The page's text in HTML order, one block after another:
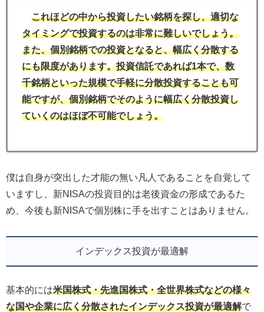
これほどの中から投資したい銘柄を探し、適切な
タイミングで投資するのは非常に難しいでしょう。
また、個別銘柄での投資となると、幅広く分散する
にも限度があります。投資信託であれば1本で、数
千銘柄といった規模で手軽に分散投資することも可
能ですが、個別銘柄でそのように幅広く分散投資し
ていくのはほぼ不可能でしょう。
僕は自身が突出した才能の無い凡人であることを自覚して
いますし、新NISAの投資目的は老後資金の形成であるた
め、今後も新NISAで個別株に手を出すことはありません。
インデックス投資が最適解
基本的には米国株式・先進国株式・全世界株式などの様々
な国や企業に広く分散されたインデックス投資が最適解で